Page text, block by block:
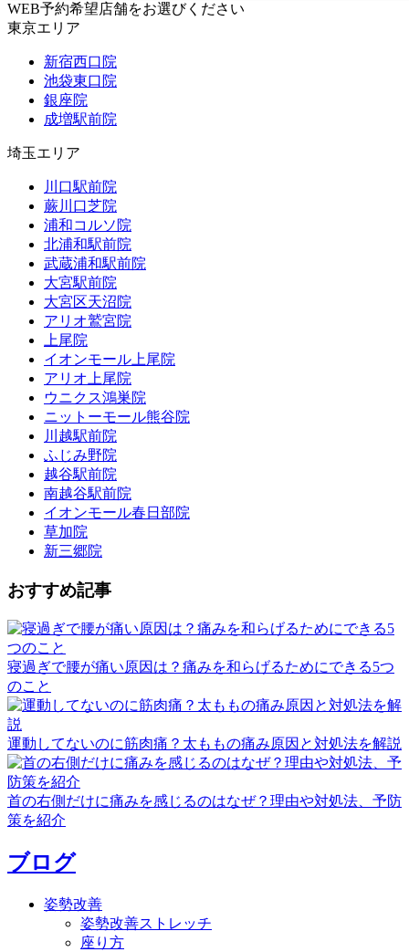
WEB予約希望店舗をお選びください
東京エリア
新宿西口院
池袋東口院
銀座院
成増駅前院
埼玉エリア
川口駅前院
蕨川口芝院
浦和コルソ院
北浦和駅前院
武蔵浦和駅前院
大宮駅前院
大宮区天沼院
アリオ鷲宮院
上尾院
イオンモール上尾院
アリオ上尾院
ウニクス鴻巣院
ニットーモール熊谷院
川越駅前院
ふじみ野院
越谷駅前院
南越谷駅前院
イオンモール春日部院
草加院
新三郷院
おすすめ記事
寝過ぎで腰が痛い原因は？痛みを和らげるためにできる5つ
のこと
運動してないのに筋肉痛？太ももの痛み原因と対処法を解説
首の右側だけに痛みを感じるのはなぜ？理由や対処法、予防
策を紹介
ブログ
姿勢改善
姿勢改善ストレッチ
座り方